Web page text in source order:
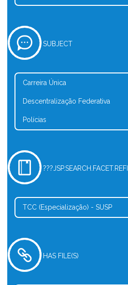
SUBJECT
Carreira Única
Descentralização Federativa
Polícias
TCC (Especialização) - SUSP
HAS FILE(S)